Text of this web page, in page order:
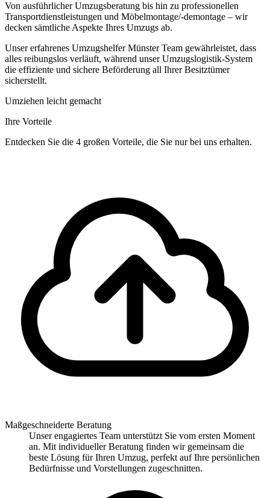
Von ausführlicher Umzugsberatung bis hin zu professionellen
Transportdienstleistungen und Möbelmontage/-demontage – wir
decken sämtliche Aspekte Ihres Umzugs ab.
Unser erfahrenes Umzugshelfer Münster Team gewährleistet, dass
alles reibungslos verläuft, während unser Umzugslogistik-System
die effiziente und sichere Beförderung all Ihrer Besitztümer
sicherstellt.
Umziehen leicht gemacht
Ihre Vorteile
Entdecken Sie die 4 großen Vorteile, die Sie nur bei uns erhalten.
Maßgeschneiderte Beratung
Unser engagiertes Team unterstützt Sie vom ersten Moment
an. Mit individueller Beratung finden wir gemeinsam die
beste Lösung für Ihren Umzug, perfekt auf Ihre persönlichen
Bedürfnisse und Vorstellungen zugeschnitten.